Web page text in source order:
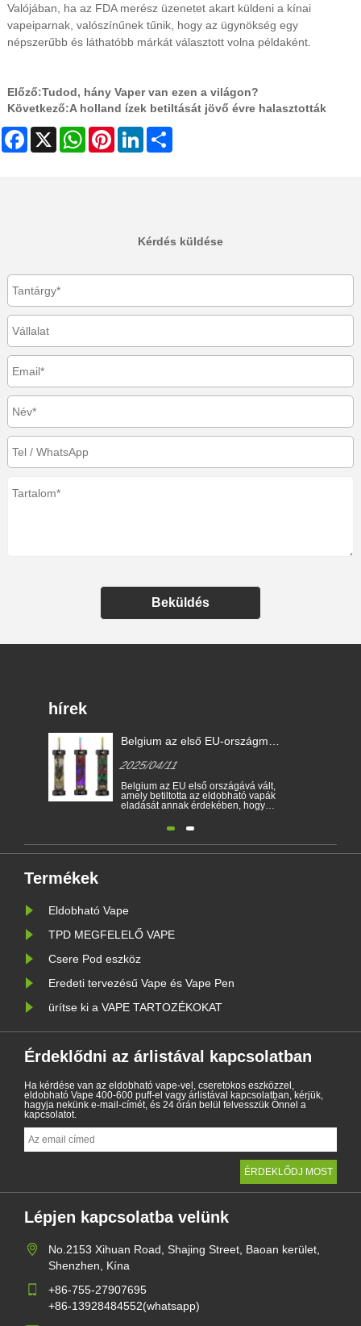
Valójában, ha az FDA merész üzenetet akart küldeni a kínai
vapeiparnak, valószínűnek tűnik, hogy az ügynökség egy
népszerűbb és láthatóbb márkát választott volna példaként.
Előző:Tudod, hány Vaper van ezen a világon?
Következő:A holland ízek betiltását jövő évre halasztották
Facebook WhatsAppPinterestLinkedIn
Kérdés küldése
Beküldés
hírek
Belgium az első EU-országmá
betiltása érdekében
2025/04/11
Belgium az EU első országává vált,
amely betiltotta az eldobható vapák
eladását annak érdekében, hogy
nikotinfüggővé és a környezet
elektronikus cigaretta eladása
Január 1 -jétől az egészségügyi és
Termékek
Eldobható Vape
TPD MEGFELELŐ VAPE
Csere Pod eszköz
Eredeti tervezésű Vape és Vape Pen
ürítse ki a VAPE TARTOZÉKOKAT
Érdeklődni az árlistával kapcsolatban
Ha kérdése van az eldobható vape-vel, cseretokos eszközzel,
eldobható Vape 400-600 puff-el vagy árlistával kapcsolatban, kérjük,
hagyja nekünk e-mail-címét, és 24 órán belül felvesszük Önnel a
kapcsolatot.
Lépjen kapcsolatba velünk
No.2153 Xihuan Road, Shajing Street, Baoan kerület,
Shenzhen, Kína
+86-755-27907695
+86-13928484552(whatsapp)